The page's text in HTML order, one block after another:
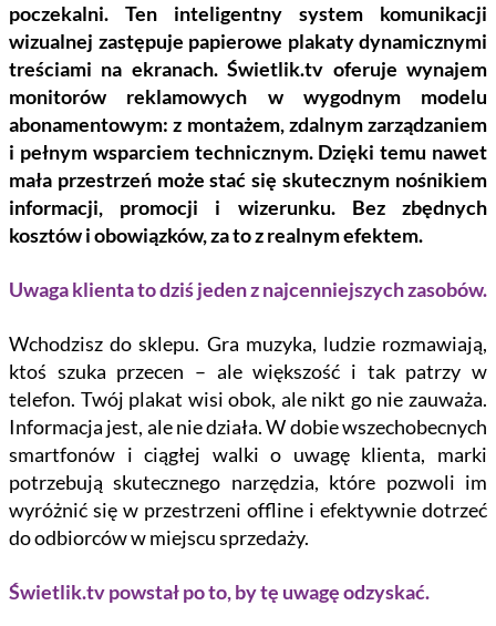
poczekalni. Ten inteligentny system komunikacji
wizualnej zastępuje papierowe plakaty dynamicznymi
treściami na ekranach. Świetlik.tv oferuje wynajem
monitorów reklamowych w wygodnym modelu
abonamentowym: z montażem, zdalnym zarządzaniem
i pełnym wsparciem technicznym. Dzięki temu nawet
mała przestrzeń może stać się skutecznym nośnikiem
informacji, promocji i wizerunku. Bez zbędnych
kosztów i obowiązków, za to z realnym efektem.
Uwaga klienta to dziś jeden z najcenniejszych zasobów.
Wchodzisz do sklepu. Gra muzyka, ludzie rozmawiają,
ktoś szuka przecen – ale większość i tak patrzy w
telefon. Twój plakat wisi obok, ale nikt go nie zauważa.
Informacja jest, ale nie działa. W dobie wszechobecnych
smartfonów i ciągłej walki o uwagę klienta, marki
potrzebują skutecznego narzędzia, które pozwoli im
wyróżnić się w przestrzeni offline i efektywnie dotrzeć
do odbiorców w miejscu sprzedaży.
Świetlik.tv powstał po to, by tę uwagę odzyskać.